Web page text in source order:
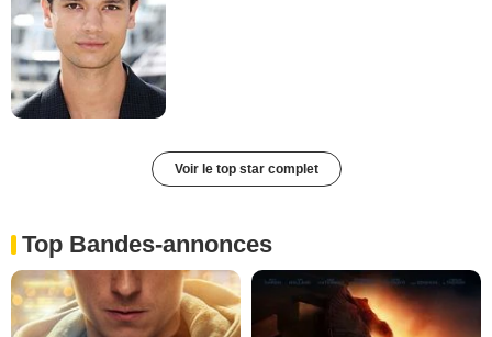
Voir le top star complet
Top Bandes-annonces